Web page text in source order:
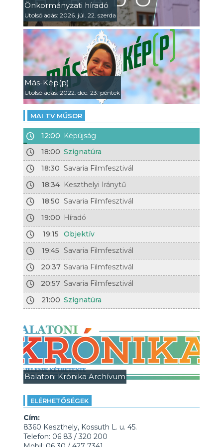
Önkormányzati híradó
Utolsó adás: 2026. júl. 22. szerda
Más-Kép(p)
Utolsó adás: 2022. dec. 23. péntek
MAI TV MŰSOR
12:00 Képújság
18:00 Szignatúra
18:30 Savaria Filmfesztivál
18:34 Keszthelyi Iránytű
18:50 Savaria Filmfesztivál
19:00 Híradó
19:15
Objektív
19:45
Savaria Filmfesztivál
20:37 Savaria Filmfesztivál
20:57 Savaria Filmfesztivál
21:00 Szignatúra
Balatoni Krónika Archívum
ELÉRHETŐSÉGEK
Cím:
8360 Keszthely, Kossuth L. u. 45.
Telefon: 06 83 / 320 200